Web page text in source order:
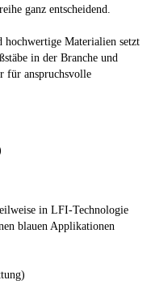
ganz entscheidend.
Materialien setzt
in der Branche und
für anspruchsvolle
in LFI-Technologie
blauen Applikationen